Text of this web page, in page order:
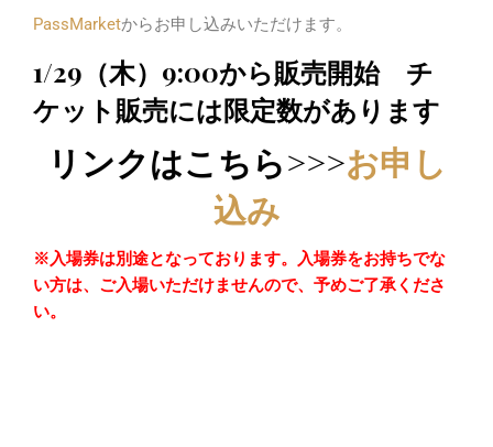
PassMarketからお申し込みいただけます。
1/29（木）9:00から販売開始 チ
ケット販売には限定数があります
リンクはこちら>>>お申し
込み
※入場券は別途となっております。入場券をお持ちでな
い方は、ご入場いただけませんので、予めご了承くださ
い。